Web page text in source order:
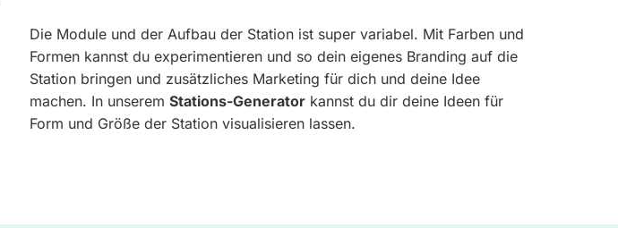
Die Module und der Aufbau der Station ist super variabel. Mit Farben und
Formen kannst du experimentieren und so dein eigenes Branding auf die
Station bringen und zusätzliches Marketing für dich und deine Idee
machen. In unserem Stations-Generator kannst du dir deine Ideen für
Form und Größe der Station visualisieren lassen.